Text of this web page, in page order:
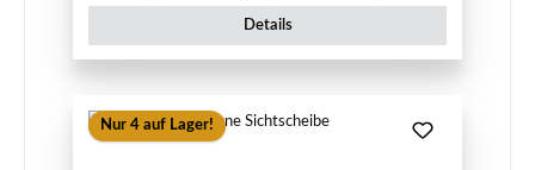
Details
Nur 4 auf Lager!